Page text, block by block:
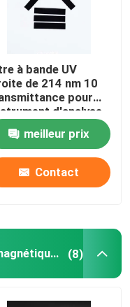
à bande UV
de 214 nm 10
pour
d'analyse
meilleur prix
Contact
Vitres de protection électromagnétique ITO (8)